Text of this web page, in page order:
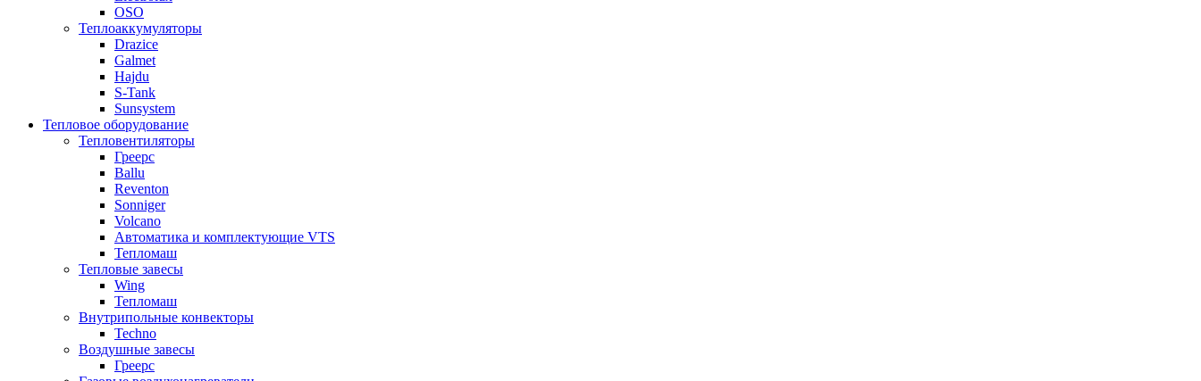
OSO
Теплоаккумуляторы
Drazice
Galmet
Hajdu
S-Tank
Sunsystem
Тепловое оборудование
Тепловентиляторы
Греерс
Ballu
Reventon
Sonniger
Volcano
Автоматика и комплектующие VTS
Тепломаш
Тепловые завесы
Wing
Тепломаш
Внутрипольные конвекторы
Techno
Воздушные завесы
Греерс